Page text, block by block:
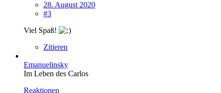
28. August 2020
#3
Viel Spaß!
Zitieren
Emanuelinsky
Im Leben des Carlos
Reaktionen